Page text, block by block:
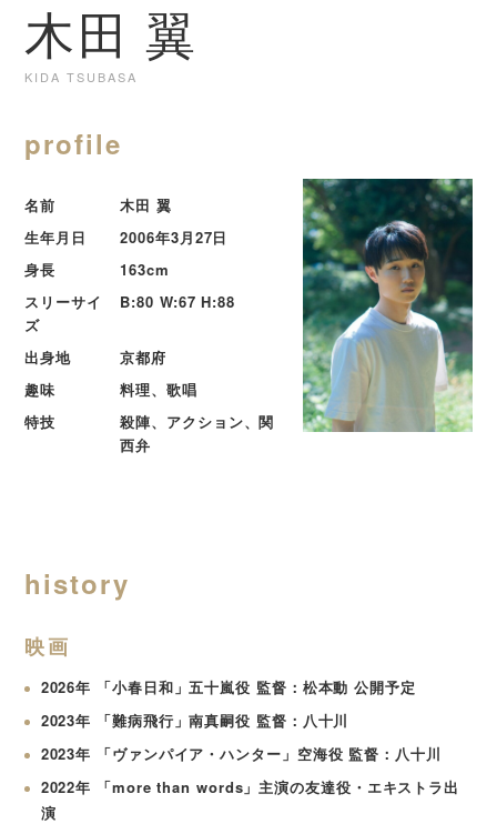
木田 翼
KIDA TSUBASA
profile
名前
木田 翼
生年月日
2006年3月27日
身長
163cm
スリーサイ
ズ
B:80 W:67 H:88
出身地
京都府
趣味
料理、歌唱
特技
殺陣、アクション、関
西弁
history
映画
2026年 「小春日和」五十嵐役 監督：松本動 公開予定
2023年 「難病飛行」南真嗣役 監督：八十川
2023年 「ヴァンパイア・ハンター」空海役 監督：八十川
2022年 「more than words」主演の友達役・エキストラ出
演